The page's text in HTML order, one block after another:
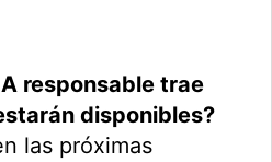
responsable trae
disponibles?
las próximas